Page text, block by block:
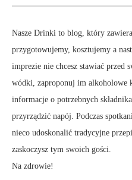
Nasze Drinki to blog, który zawiera
przygotowujemy, kosztujemy a
imprezie nie chcesz stawiać przed
wódki, zaproponuj im alkoholowe
informacje o potrzebnych
przyrządzić napój. Podczas
nieco udoskonalić tradycyjne
zaskoczysz tym swoich gości.
Na zdrowie!